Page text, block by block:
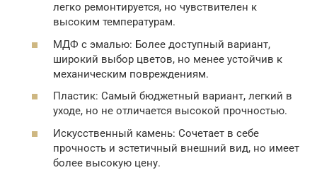
легко ремонтируется, но чувствителен к
высоким температурам.
МДФ с эмалью: Более доступный вариант,
широкий выбор цветов, но менее устойчив к
механическим повреждениям.
Пластик: Самый бюджетный вариант, легкий в
уходе, но не отличается высокой прочностью.
Искусственный камень: Сочетает в себе
прочность и эстетичный внешний вид, но имеет
более высокую цену.